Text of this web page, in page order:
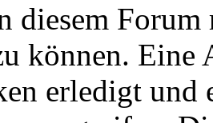
diesem
können.
erledigt und